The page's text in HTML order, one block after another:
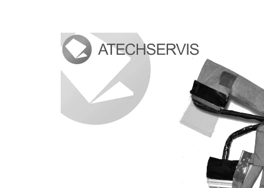
z
5
hviezdičiek.